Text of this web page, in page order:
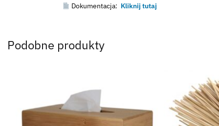
Dokumentacja: Kliknij tutaj
Podobne produkty